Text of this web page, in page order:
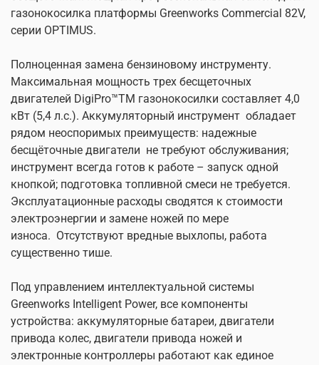
газонокосилка платформы Greenworks Commercial 82V,
серии OPTIMUS.
Полноценная замена бензиновому инструменту.
Максимальная мощность трех бесщеточных
двигателей DigiPro™TM газонокосилки составляет 4,0
кВт (5,4 л.с.). Аккумуляторный инструмент обладает
рядом неоспоримых преимуществ: надежные
бесщёточные двигатели не требуют обслуживания;
инструмент всегда готов к работе – запуск одной
кнопкой; подготовка топливной смеси не требуется.
Эксплуатационные расходы сводятся к стоимости
электроэнергии и замене ножей по мере
износа. Отсутствуют вредные выхлопы, работа
существенно тише.
Под управлением интеллектуальной системы
Greenworks Intelligent Power, все компоненты
устройства: аккумуляторные батареи, двигатели
привода колес, двигатели привода ножей и
электронные контроллеры работают как единое